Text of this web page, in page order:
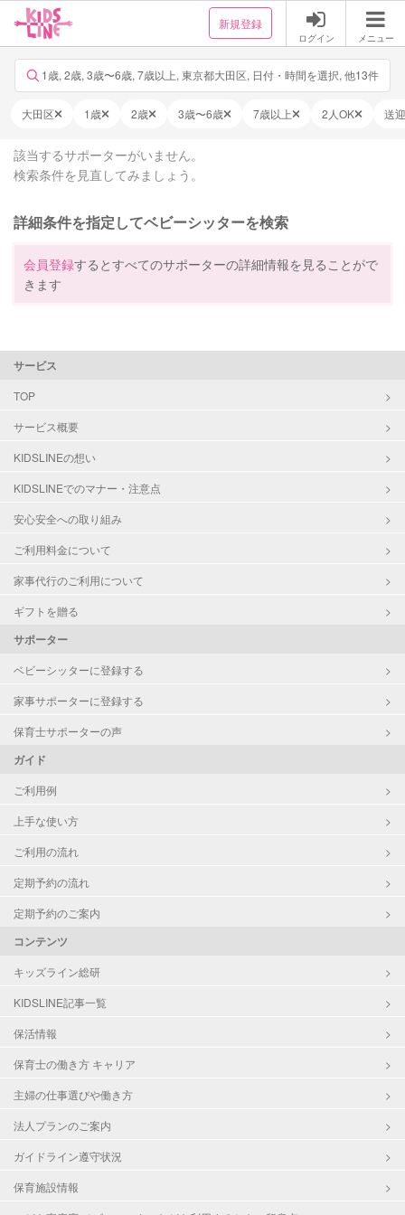
新規登録
ログイン メニュー
1歳, 2歳, 3歳〜6歳, 7歳以上, 東京都大田区, 日付・時間を選択, 他13件
大田区 1歳 2歳 3歳〜6歳 7歳以上 2人OK 送
該当するサポーターがいません。
検索条件を見直してみましょう。
詳細条件を指定してベビーシッターを検索
会員登録するとすべてのサポーターの詳細情報を見ることがで
きます
サービス
TOP
サービス概要
KIDSLINEの想い
KIDSLINEでのマナー・注意点
安心安全への取り組み
ご利用料金について
家事代行のご利用について
ギフトを贈る
サポーター
ベビーシッターに登録する
家事サポーターに登録する
保育士サポーターの声
ガイド
ご利用例
上手な使い方
ご利用の流れ
定期予約の流れ
定期予約のご案内
コンテンツ
キッズライン総研
KIDSLINE記事一覧
保活情報
保育士の働き方 キャリア
主婦の仕事選びや働き方
法人プランのご案内
ガイドライン遵守状況
保育施設情報